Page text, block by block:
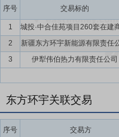
的人才发展战略，核心团队及
要点11：自愿锁定股份
自公
间接持有的该部分股份。
要点12：昌吉市城镇天然气改
要点13：工业设备安装项目
用。通过对新疆市场和城镇
3PE防腐钢管以及非标钢制设
序号 交易标的
1
2
新疆东方环宇新能源有限责任
3
伊犁伟伯热力有限责任公司
东方环宇关联交易
序号 交易方